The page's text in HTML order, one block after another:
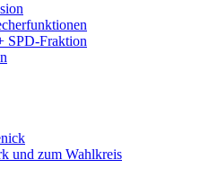
SPD-Fraktion
und zum Wahlkreis